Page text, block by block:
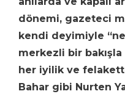
dönemi, gazeteci
kendi deyimiyle
merkezli bir bakışla
her iyilik ve
Bahar gibi Nurten